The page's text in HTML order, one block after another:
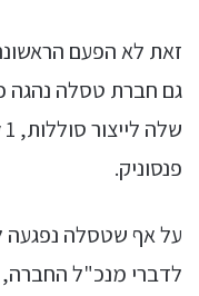
זאת לא הפעם
גם חברת טסלה נהגה
פנסוניק.
על אף שטסלה
לדברי מנכ"ל